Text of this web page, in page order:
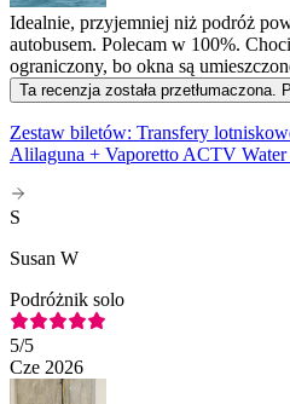
Idealnie, przyjemniej niż podróż
autobusem. Polecam w 100%.
ograniczony, bo okna są
Ta recenzja została przetłumaczona.
Zestaw biletów: Transfery
Alilaguna + Vaporetto ACTV
S
Susan W
Podróżnik solo
5/5
Cze 2026